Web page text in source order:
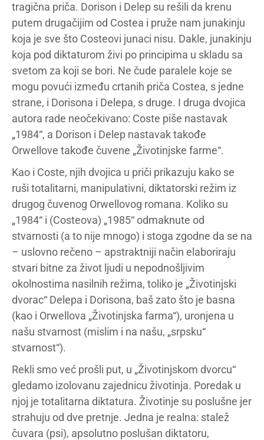
tragična priča. Dorison i Delep su rešili da krenu
putem drugačijim od Costea i pruže nam junakinju
koja je sve što Costeovi junaci nisu. Dakle, junakinju
koja pod diktaturom živi po principima u skladu sa
svetom za koji se bori. Ne čude paralele koje se
mogu povući između crtanih priča Costea, s jedne
strane, i Dorisona i Delepa, s druge. I druga dvojica
autora rade neočekivano: Coste piše nastavak
„1984“, a Dorison i Delep nastavak takođe
Orwellove takođe čuvene „Životinjske farme“.
Kao i Coste, njih dvojica u priči prikazuju kako se
ruši totalitarni, manipulativni, diktatorski režim iz
drugog čuvenog Orwellovog romana. Koliko su
„1984“ i (Costeova) „1985“ odmaknute od
stvarnosti (a to nije mnogo) i stoga zgodne da se na
– uslovno rečeno – apstraktniji način elaboriraju
stvari bitne za život ljudi u nepodnošljivim
okolnostima nasilnih režima, toliko je „Životinjski
dvorac“ Delepa i Dorisona, baš zato što je basna
(kao i Orwellova „Životinjska farma“), uronjena u
našu stvarnost (mislim i na našu, „srpsku“
stvarnost“).
Rekli smo već prošli put, u „Životinjskom dvorcu“
gledamo izolovanu zajednicu životinja. Poredak u
njoj je totalitarna diktatura. Životinje su poslušne jer
strahuju od dve pretnje. Jedna je realna: stalež
čuvara (psi), apsolutno poslušan diktatoru,